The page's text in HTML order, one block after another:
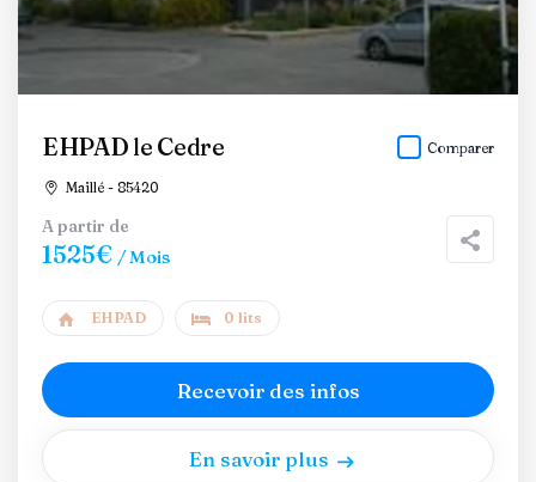
EHPAD le Cedre
Maillé - 85420
Comparer
A partir de
1525€ / Mois
EHPAD 0 lits
Recevoir des infos
En savoir plus